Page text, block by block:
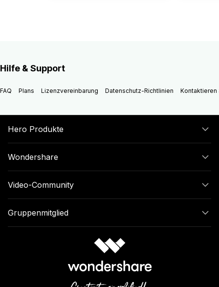
Hilfe & Support
FAQ Plans Lizenzvereinbarung Datenschutz-Richtlinien Kontaktieren
Hero Produkte
Wondershare
Video-Community
Gruppenmitglied